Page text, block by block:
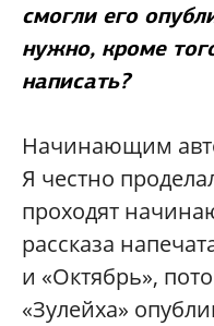
смогли его
нужно, кроме
написать?
Начинающим
Я честно
проходят
рассказа
и «Октябрь»,
«Зулейха»